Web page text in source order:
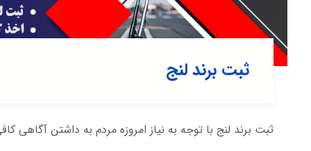
ثبت برند لنج
ثبت برند لنج با توجه به نیاز امروزه مردم به داشتن آگاهی